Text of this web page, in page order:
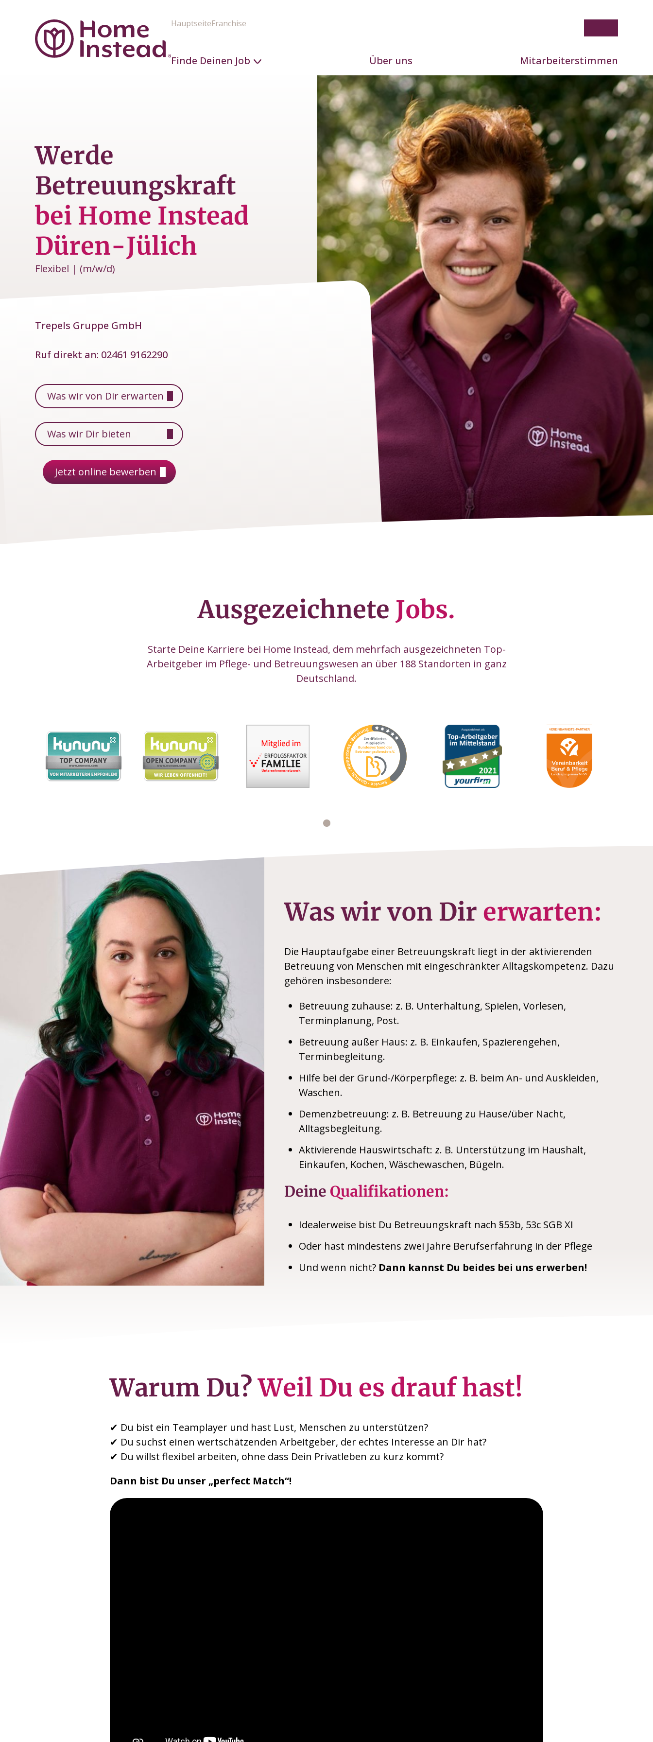
HauptseiteFranchise
Finde Deinen Job Über uns Mitarbeiterstimmen
Werde
Betreuungskraft
bei Home Instead
Düren-Jülich
Flexibel | (m/w/d)
Trepels Gruppe GmbH
Ruf direkt an: 02461 9162290
Was wir von Dir erwarten
Was wir Dir bieten
Jetzt online bewerben
Ausgezeichnete Jobs.
Starte Deine Karriere bei Home Instead, dem mehrfach ausgezeichneten Top-
Arbeitgeber im Pflege- und Betreuungswesen an über 188 Standorten in ganz
Deutschland.
Was wir von Dir erwarten:
Die Hauptaufgabe einer Betreuungskraft liegt in der aktivierenden
Betreuung von Menschen mit eingeschränkter Alltagskompetenz. Dazu
gehören insbesondere:
Betreuung zuhause: z. B. Unterhaltung, Spielen, Vorlesen,
Terminplanung, Post.
Betreuung außer Haus: z. B. Einkaufen, Spazierengehen,
Terminbegleitung.
Hilfe bei der Grund-/Körperpflege: z. B. beim An- und Auskleiden,
Waschen.
Demenzbetreuung: z. B. Betreuung zu Hause/über Nacht,
Alltagsbegleitung.
Aktivierende Hauswirtschaft: z. B. Unterstützung im Haushalt,
Einkaufen, Kochen, Wäschewaschen, Bügeln.
Deine Qualifikationen:
Idealerweise bist Du Betreuungskraft nach §53b, 53c SGB XI
Oder hast mindestens zwei Jahre Berufserfahrung in der Pflege
Und wenn nicht? Dann kannst Du beides bei uns erwerben!
Warum Du?Weil Du es drauf hast!
✔ Du bist ein Teamplayer und hast Lust, Menschen zu unterstützen?
✔ Du suchst einen wertschätzenden Arbeitgeber, der echtes Interesse an Dir hat?
✔ Du willst flexibel arbeiten, ohne dass Dein Privatleben zu kurz kommt?
Dann bist Du unser „perfect Match“!